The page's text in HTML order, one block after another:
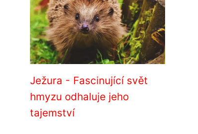
Ježura - Fascinující svět
hmyzu odhaluje jeho
tajemství